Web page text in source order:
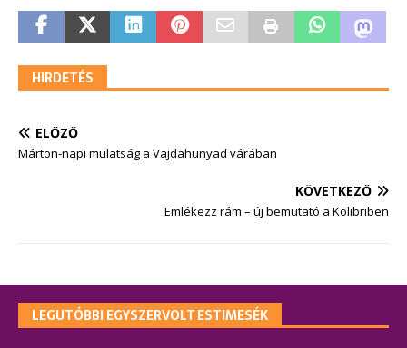
HIRDETÉS
ELŐZŐ
Márton-napi mulatság a Vajdahunyad várában
KÖVETKEZŐ
Emlékezz rám – új bemutató a Kolibriben
LEGUTÓBBI EGYSZERVOLT ESTIMESÉK